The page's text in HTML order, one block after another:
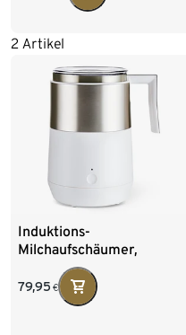
2 Artikel
Induktions-
Milchaufschäumer,
cremeweiß
79,95 €